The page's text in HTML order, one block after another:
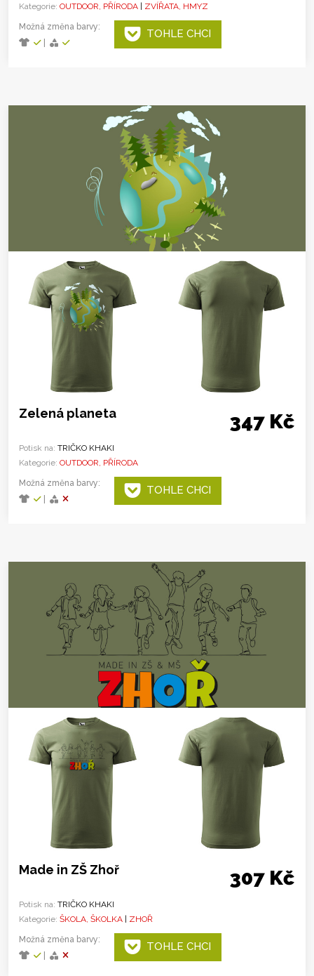
Kategorie: OUTDOOR, PŘÍRODA ZVÍŘATA, HMYZ
Možná změna barvy:
TOHLE CHCI
Zelená planeta 347 Kč
Potisk na: TRIČKO KHAKI
Kategorie: OUTDOOR, PŘÍRODA
Možná změna barvy:
TOHLE CHCI
Made in ZŠ Zhoř 307 Kč
Potisk na: TRIČKO KHAKI
Kategorie: ŠKOLA, ŠKOLKA ZHOŘ
Možná změna barvy:
TOHLE CHCI